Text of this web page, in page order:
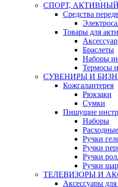
СПОРТ,
Средства
Товары для
Браслеты
Наборы
Термосы
СУВЕНИРЫ И
Кожгалантерея
Рюкзаки
Сумки
Пишущие
Наборы
Ручки
Ручки
Ручки
Ручки
ТЕЛЕВИЗОРЫ И
Аксессуары для